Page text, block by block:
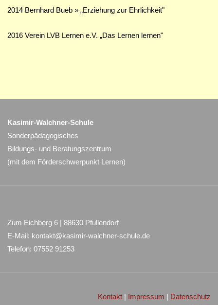
2014 Bernhard Bueb » „Erziehung zur Ehrlichkeit"
2016 Verein LVB Lernen e.V. „Das Lernen lernen"
Kasimir-Walchner-Schule
Sonderpädagogisches
Bildungs- und Beratungszentrum
(mit dem Förderschwerpunkt Lernen)
Zum Eichberg 6 | 88630 Pfullendorf
E-Mail: kontakt@kasimir-walchner-schule.de
Telefon: 07552 91253
Kontakt | Impressum | Datenschutz